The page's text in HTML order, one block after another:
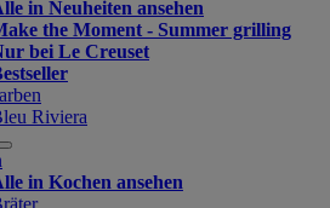
in Neuheiten ansehen
the Moment - Summer grilling
bei Le Creuset
Riviera
in Kochen ansehen